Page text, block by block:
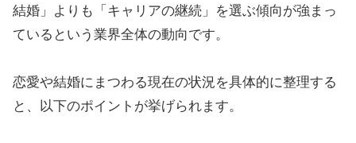
結婚」よりも「キャリアの継続」を選ぶ傾向が強まっ
ているという業界全体の動向です。
恋愛や結婚にまつわる現在の状況を具体的に整理する
と、以下のポイントが挙げられます。